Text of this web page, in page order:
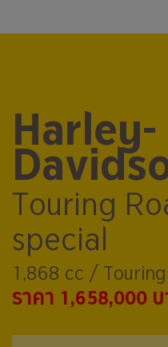
Harley-
Touring
special
1,868 cc / Touring
ราคา 1,658,000